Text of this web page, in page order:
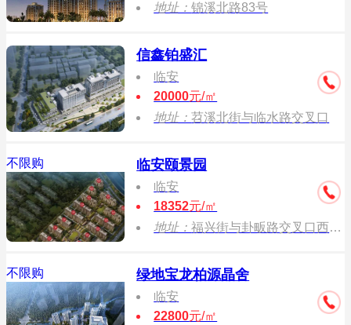
地址：锦溪北路83号
信鑫铂盛汇
临安
20000元/㎡
地址：苕溪北街与临水路交叉口
不限购 临安颐景园
临安
18352元/㎡
地址：福兴街与卦畈路交叉口西北侧
不限购 绿地宝龙柏源晶舍
临安
22800元/㎡